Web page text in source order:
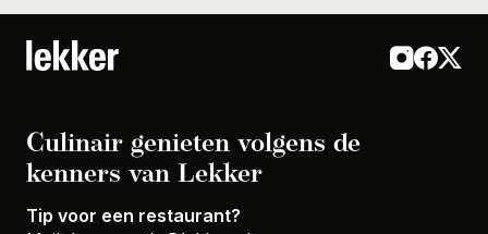
Culinair genieten volgens de
kenners van Lekker
Tip voor een restaurant?